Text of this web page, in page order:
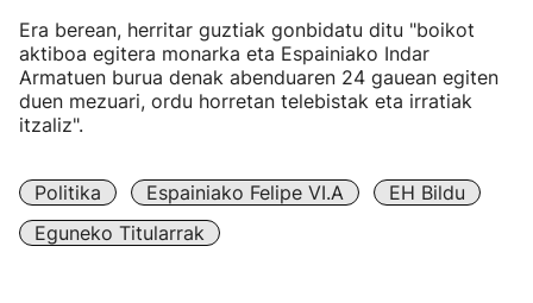
Era berean, herritar guztiak gonbidatu ditu "boikot
aktiboa egitera monarka eta Espainiako Indar
Armatuen burua denak abenduaren 24 gauean egiten
duen mezuari, ordu horretan telebistak eta irratiak
itzaliz".
Politika Espainiako Felipe VI.a
EH Bildu
Eguneko Titularrak